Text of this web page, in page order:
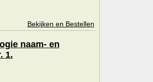
Bekijken en Bestellen
naam- en
1.